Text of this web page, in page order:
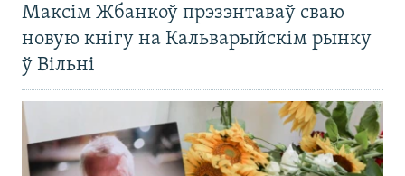
Максім Жбанкоў прэзэнтаваў сваю
новую кнігу на Кальварыйскім рынку
ў Вільні